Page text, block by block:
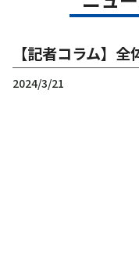
【記者コラム】
2024/3/21